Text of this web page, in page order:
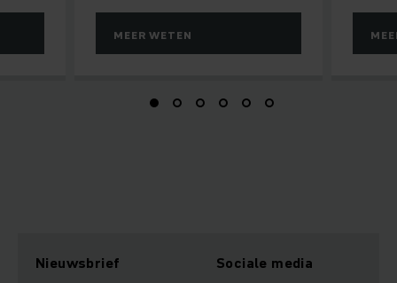
MEER WETEN
Nieuwsbrief Sociale media